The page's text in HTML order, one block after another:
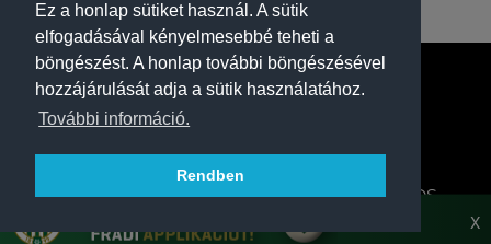
Ez a honlap sütiket használ. A sütik
elfogadásával kényelmesebbé teheti a
böngészést. A honlap további böngészésével
hozzájárulását adja a sütik használatához.
További információ.
Rendben
A FERENCVÁROSI TORNA CLUB HIVATALOS
X